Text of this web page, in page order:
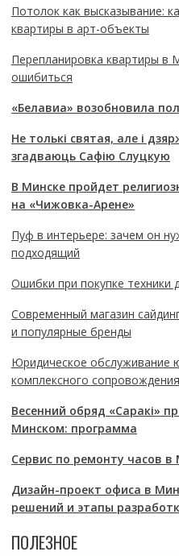
Потолок как высказывание:
квартиры в арт-объекты
Перепланировка квартиры в
ошибиться
«Белавиа» возобновила
Не толькі святая, але і
згадваюць Сафію Слуцкую
В Минске пройдет
на «Чижовка-Арене»
Пуф в интерьере: зачем он
подходящий
Ошибки при покупке техники
Современный магазин
и популярные бренды
Юридическое обслуживание
комплексного
Весенний обряд «Саракі»
Минском: программа
Сервис по ремонту часов в
Дизайн-проект офиса в
решений и этапы
ПОЛЕЗНОЕ